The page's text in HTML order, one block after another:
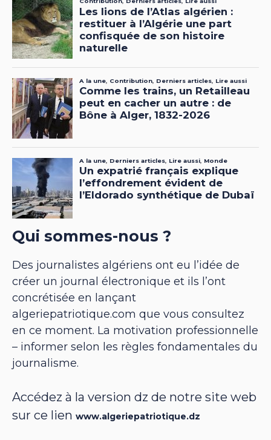
Qui sommes-nous ?
Des journalistes algériens ont eu l’idée de
créer un journal électronique et ils l’ont
concrétisée en lançant
algeriepatriotique.com que vous consultez
en ce moment. La motivation professionnelle
– informer selon les règles fondamentales du
journalisme.
Accédez à la version dz de notre site web
sur ce lien www.algeriepatriotique.dz